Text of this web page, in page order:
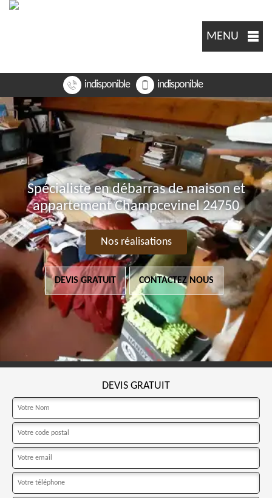
MENU
indisponible indisponible
Spécialiste en débarras de maison et
appartement Champcevinel 24750
Nos réalisations
DEVIS GRATUIT CONTACTEZ NOUS
DEVIS GRATUIT